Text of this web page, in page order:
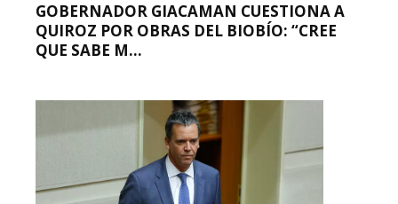
GOBERNADOR GIACAMAN CUESTIONA A
QUIROZ POR OBRAS DEL BIOBÍO: “CREE
QUE SABE M...